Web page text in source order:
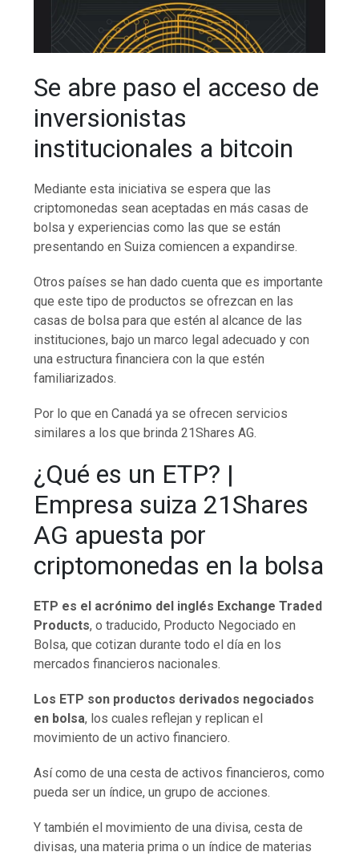
Se abre paso el acceso de
inversionistas
institucionales a bitcoin
Mediante esta iniciativa se espera que las
criptomonedas sean aceptadas en más casas de
bolsa y experiencias como las que se están
presentando en Suiza comiencen a expandirse.
Otros países se han dado cuenta que es importante
que este tipo de productos se ofrezcan en las
casas de bolsa para que estén al alcance de las
instituciones, bajo un marco legal adecuado y con
una estructura financiera con la que estén
familiarizados.
Por lo que en Canadá ya se ofrecen servicios
similares a los que brinda 21Shares AG.
¿Qué es un ETP? |
Empresa suiza 21Shares
AG apuesta por
criptomonedas en la bolsa
ETP es el acrónimo del inglés Exchange Traded
Products, o traducido, Producto Negociado en
Bolsa, que cotizan durante todo el día en los
mercados financieros nacionales.
Los ETP son productos derivados negociados
en bolsa, los cuales reflejan y replican el
movimiento de un activo financiero.
Así como de una cesta de activos financieros, como
pueda ser un índice, un grupo de acciones.
Y también el movimiento de una divisa, cesta de
divisas, una materia prima o un índice de materias